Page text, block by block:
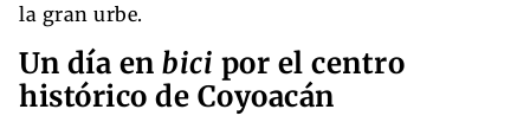
la gran urbe.
Un día en bici por el centro
histórico de Coyoacán